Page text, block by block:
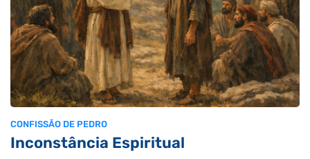
CONFISSÃO DE PEDRO
Inconstância Espiritual